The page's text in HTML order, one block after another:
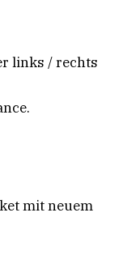
links / rechts
mit neuem